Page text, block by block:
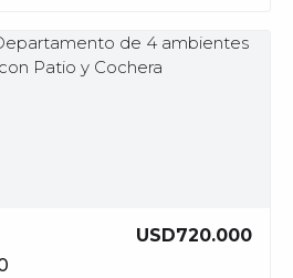
USD720.000